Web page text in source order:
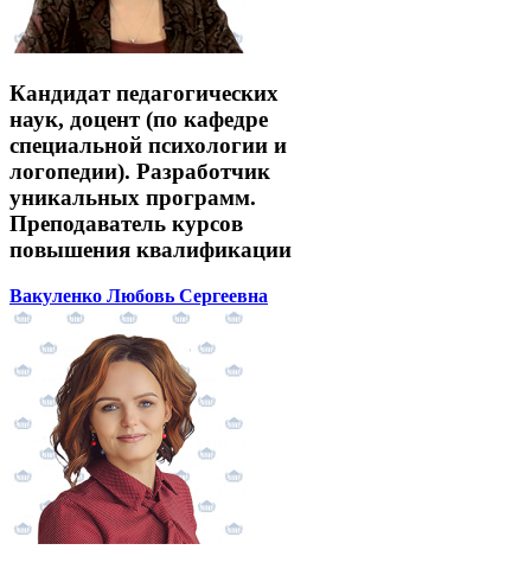
Кандидат педагогических
наук, доцент (по кафедре
специальной психологии и
логопедии). Разработчик
уникальных программ.
Преподаватель курсов
повышения квалификации
Вакуленко Любовь Сергеевна